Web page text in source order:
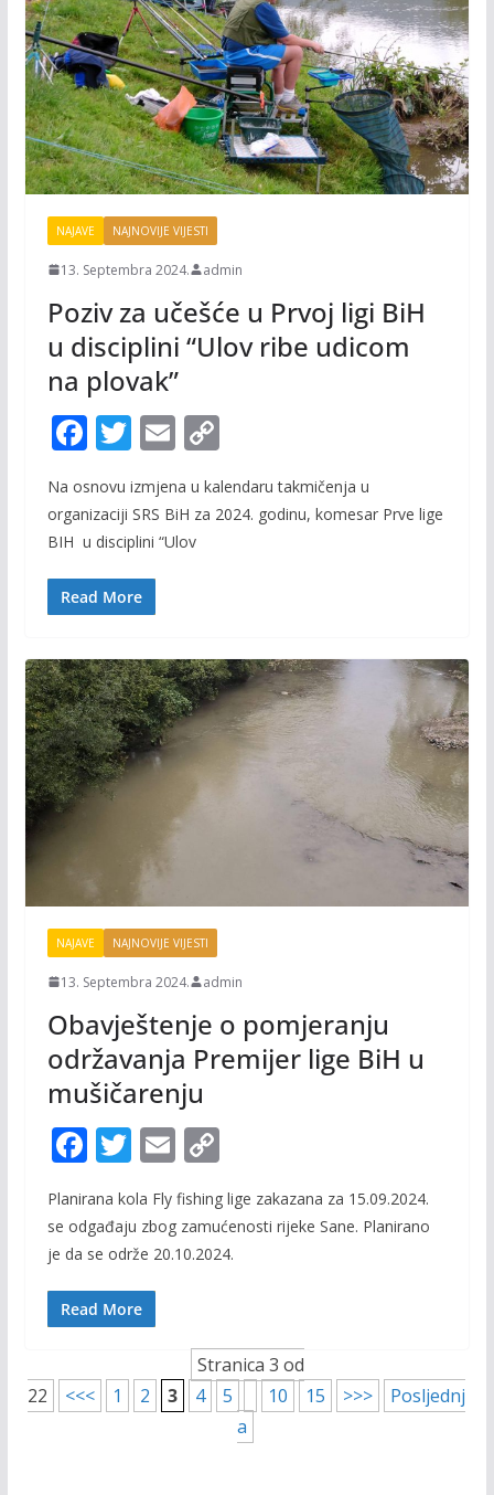
NAJAVE NAJNOVIJE VIJESTI
13. Septembra 2024. admin
Poziv za učešće u Prvoj ligi BiH
u disciplini “Ulov ribe udicom
na plovak”
F
e
b
o
o
T
itt
er
E
m
ai
l
C
o
p
Na osnovu izmjena u kalendaru takmičenja u
organizaciji SRS BiH za 2024. godinu, komesar Prve lige
BIH u disciplini “Ulov
Read More
NAJAVE NAJNOVIJE VIJESTI
13. Septembra 2024. admin
Obavještenje o pomjeranju
održavanja Premijer lige BiH u
mušičarenju
F
e
b
o
o
T
itt
er
E
ai
l
C
p
y
k
Planirana kola Fly fishing lige zakazana za 15.09.2024.
se odgađaju zbog zamućenosti rijeke Sane. Planirano
je da se održe 20.10.2024.
Read More
Stranica 3 od
22
<<< 1 2 3 4 5 10 15 >>>
Posljednj
a